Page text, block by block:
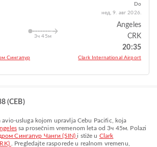
Сингапур
3ч 45м
Do
нед, 9. авг 2026.
Angeles
CRK
20:35
Clark International Airport
(CEB)
avio-usluga kojom upravljaCebu Pacific , koja
sa prosečnim vremenom leta od3ч 45м . Polazi
Сингапур Чанги (SIN)i stiže u Clark
. Pregledajte rasporede u realnom vremenu,